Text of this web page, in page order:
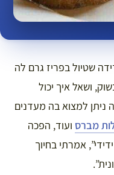
שטיול בפריז גרם לה
ושאל איך יכול
ניתן למצוא בה מעדנים
מברס ועוד, הפכה
אמרתי בחיוך